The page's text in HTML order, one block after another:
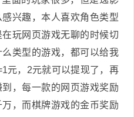
兴趣，本人喜欢角色类型
玩网页游戏无聊的时候切
类型的游戏，都可以给我
元，2元就可以提现了，再
，每一款的网页游戏奖励
，而棋牌游戏的金币奖励